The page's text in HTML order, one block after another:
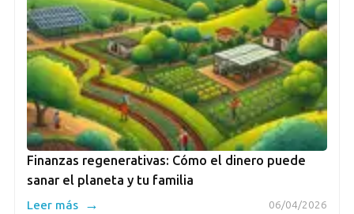
Finanzas regenerativas: Cómo el dinero puede
sanar el planeta y tu familia
06/04/2026
Leer más →